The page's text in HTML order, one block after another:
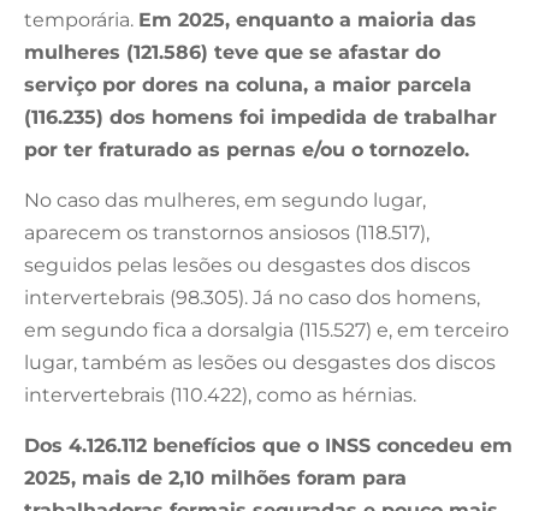
temporária. Em 2025, enquanto a maioria das
mulheres (121.586) teve que se afastar do
serviço por dores na coluna, a maior parcela
(116.235) dos homens foi impedida de trabalhar
por ter fraturado as pernas e/ou o tornozelo.
No caso das mulheres, em segundo lugar,
aparecem os transtornos ansiosos (118.517),
seguidos pelas lesões ou desgastes dos discos
intervertebrais (98.305). Já no caso dos homens,
em segundo fica a dorsalgia (115.527) e, em terceiro
lugar, também as lesões ou desgastes dos discos
intervertebrais (110.422), como as hérnias.
Dos 4.126.112 benefícios que o INSS concedeu em
2025, mais de 2,10 milhões foram para